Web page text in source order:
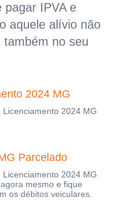
pagar IPVA e
aquele alívio não
no seu
2024 MG
2024 MG
Parcelado
2024 MG
mesmo e fique
os débitos veiculares.